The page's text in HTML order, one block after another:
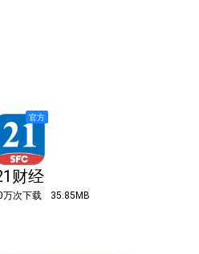
财经
万次下载 35.85MB